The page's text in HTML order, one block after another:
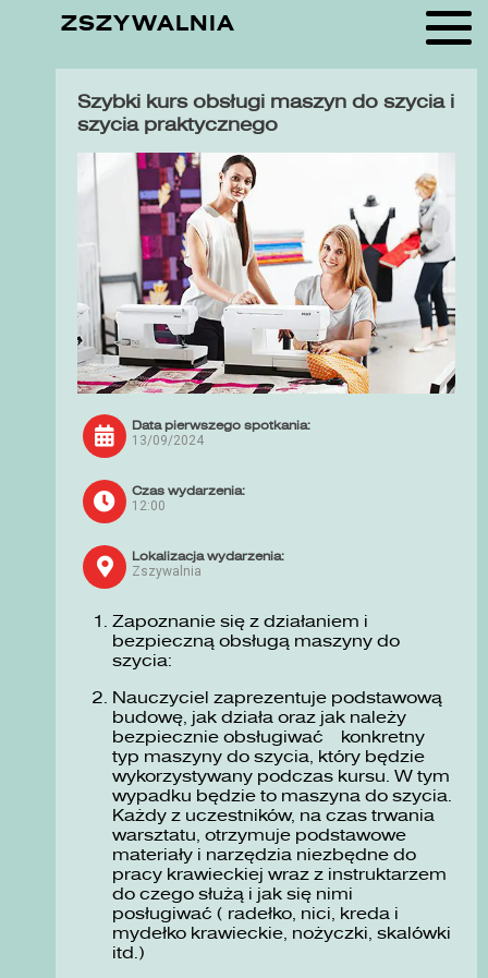
ZSZYWALNIA
Szybki kurs obsługi maszyn do szycia i
szycia praktycznego
Data pierwszego spotkania:
13/09/2024
Czas wydarzenia:
12:00
Lokalizacja wydarzenia:
Zszywalnia
Zapoznanie się z działaniem i
bezpieczną obsługą maszyny do
szycia:
Nauczyciel zaprezentuje podstawową
budowę, jak działa oraz jak należy
bezpiecznie obsługiwać konkretny
typ maszyny do szycia, który będzie
wykorzystywany podczas kursu. W tym
wypadku będzie to maszyna do szycia.
Każdy z uczestników, na czas trwania
warsztatu, otrzymuje podstawowe
materiały i narzędzia niezbędne do
pracy krawieckiej wraz z instruktarzem
do czego służą i jak się nimi
posługiwać ( radełko, nici, kreda i
mydełko krawieckie, nożyczki, skalówki
itd.)